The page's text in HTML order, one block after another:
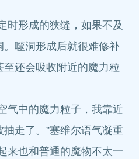
时形成的狭缝，如果不及
噬洞形成后就很难修补
还会吸收附近的魔力粒
气中的魔力粒子，我靠近
走了。”塞维尔语气凝重
来也和普通的魔物不太一